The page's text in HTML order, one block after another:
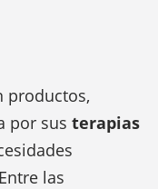
productos,
por sus terapias
las